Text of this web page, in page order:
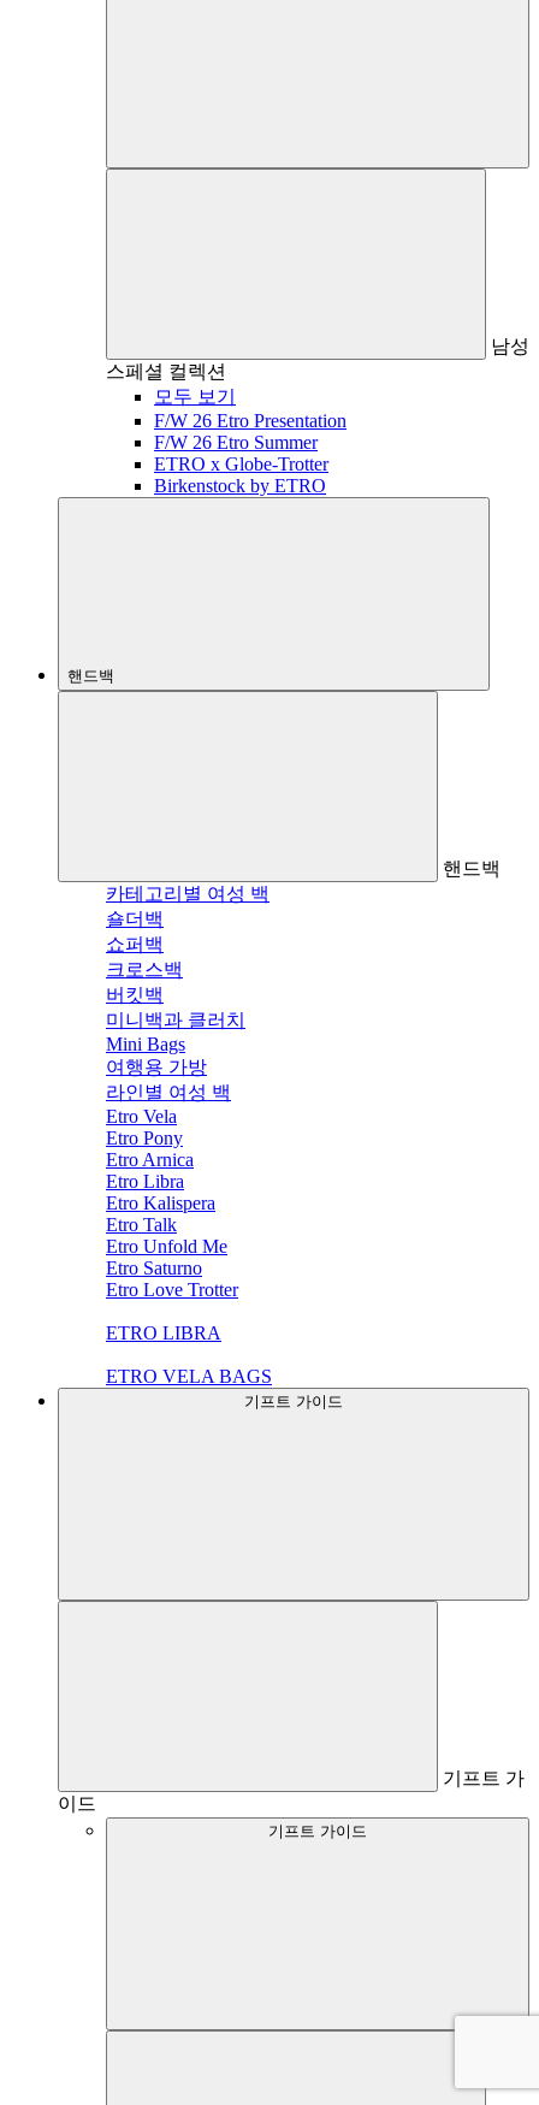
남성
스페셜 컬렉션
모두 보기
F/W 26 Etro Presentation
F/W 26 Etro Summer
ETRO x Globe-Trotter
Birkenstock by ETRO
핸드백
핸드백
카테고리별 여성 백
숄더백
쇼퍼백
크로스백
버킷백
미니백과 클러치
Mini Bags
여행용 가방
라인별 여성 백
Etro Vela
Etro Pony
Etro Arnica
Etro Libra
Etro Kalispera
Etro Talk
Etro Unfold Me
Etro Saturno
Etro Love Trotter
ETRO LIBRA
ETRO VELA BAGS
기프트 가이드
기프트 가
이드
기프트 가이드